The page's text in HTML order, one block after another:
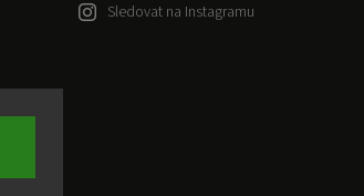
Sledovat na Instagramu